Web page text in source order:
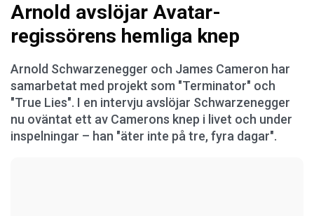
Arnold avslöjar Avatar-
regissörens hemliga knep
Arnold Schwarzenegger och James Cameron har
samarbetat med projekt som "Terminator" och
"True Lies". I en intervju avslöjar Schwarzenegger
nu oväntat ett av Camerons knep i livet och under
inspelningar – han "äter inte på tre, fyra dagar".